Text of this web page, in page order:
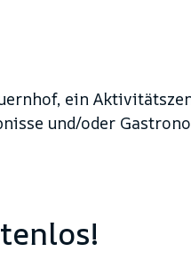
ein
und/oder